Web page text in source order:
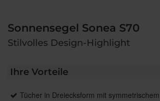
Sonnensegel Sonea S70
Stilvolles Design-Highlight
Ihre Vorteile
Tücher in Dreiecksform mit